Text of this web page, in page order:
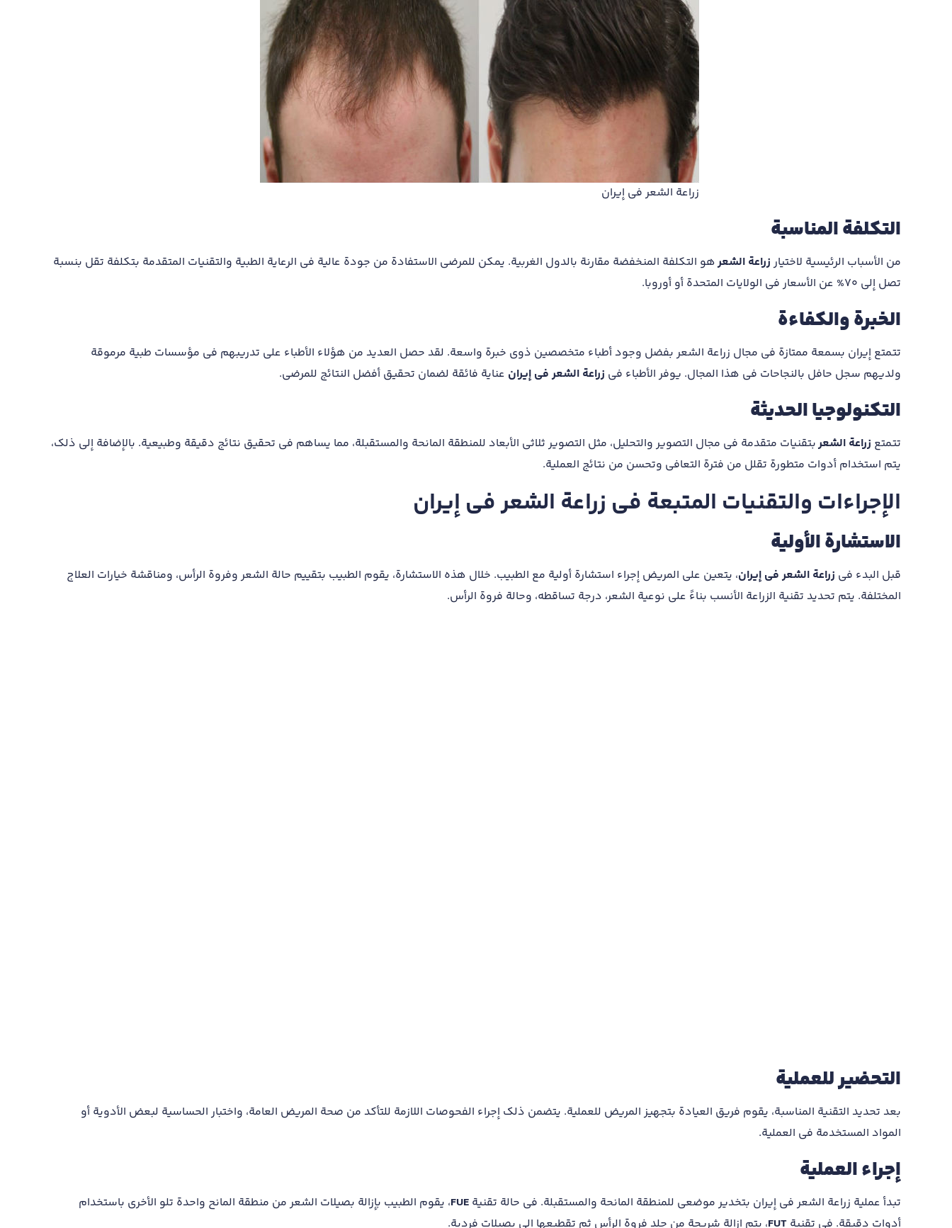
زراعة الشعر في إيران
التكلفة المناسبة
من الأسباب الرئيسية لاختيار زراعة الشعرهو التكلفة المنخفضة مقارنة بالدول الغربية. يمكن للمرضى الاستفادة من جودة عالية في الرعاية الطبية والتقنيات المتقدمة بتكلفة تقل بنسبة
تصل إلى 70% عن الأسعار في الولايات المتحدة أو أوروبا.
الخبرة والكفاءة
تتمتع إيران بسمعة ممتازة في مجال زراعة الشعر بفضل وجود أطباء متخصصين ذوي خبرة واسعة. لقد حصل العديد من هؤلاء الأطباء على تدريبهم في مؤسسات طبية مرموقة
ولديهم سجل حافل بالنجاحات في هذا المجال. يوفر الأطباء في زراعة الشعر في إيران عناية فائقة لضمان تحقيق أفضل النتائج للمرضى.
التكنولوجيا الحديثة
تتمتع زراعة الشعربتقنيات متقدمة في مجال التصوير والتحليل، مثل التصوير ثلاثي الأبعاد للمنطقة المانحة والمستقبلة، مما يساهم في تحقيق نتائج دقيقة وطبيعية. بالإضافة إلى ذلك،
يتم استخدام أدوات متطورة تقلل من فترة التعافي وتحسن من نتائج العملية.
الإجراءات والتقنيات المتبعة في زراعة الشعر في إيران
الاستشارة الأولية
قبل البدء في زراعة الشعر في إيران، يتعين على المريض إجراء استشارة أولية مع الطبيب. خلال هذه الاستشارة، يقوم الطبيب بتقييم حالة الشعر وفروة الرأس، ومناقشة خيارات العلاج
المختلفة. يتم تحديد تقنية الزراعة الأنسب بناءً على نوعية الشعر، درجة تساقطه، وحالة فروة الرأس.
التحضير للعملية
بعد تحديد التقنية المناسبة، يقوم فريق العيادة بتجهيز المريض للعملية. يتضمن ذلك إجراء الفحوصات اللازمة للتأكد من صحة المريض العامة، واختبار الحساسية لبعض الأدوية أو
المواد المستخدمة في العملية.
إجراء العملية
تبدأ عملية زراعة الشعر في إيران بتخدير موضعي للمنطقة المانحة والمستقبلة. في حالة تقنية FUE، يقوم الطبيب بإزالة بصيلات الشعر من منطقة المانح واحدة تلو الأخرى باستخدام
أدوات دقيقة. في تقنية FUT، يتم إزالة شريحة من جلد فروة الرأس ثم تقطيعها إلى بصيلات فردية.